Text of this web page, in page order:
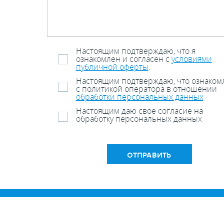
Настоящим подтверждаю, что я
ознакомлен и согласен с условиями
публичной оферты.
Настоящим подтверждаю, что
с политикой оператора в отношении
обработки персональных данных
Настоящим даю свое согласие на
обработку персональных данных
ОТПРАВИТЬ